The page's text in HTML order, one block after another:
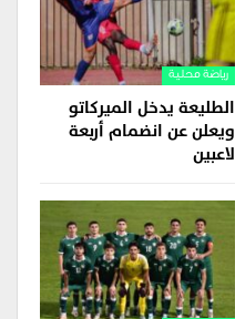
رياضة محلية
الطليعة يدخل الميركاتو
ويعلن عن انضمام أربعة
لاعبين